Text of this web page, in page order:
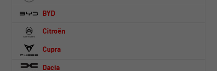
BYD
Citroën
Cupra
Dacia